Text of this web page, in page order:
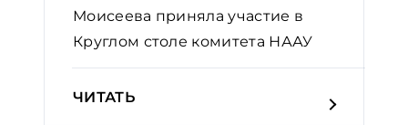
Моисеева приняла участие в
Круглом столе комитета НААУ
ЧИТАТЬ